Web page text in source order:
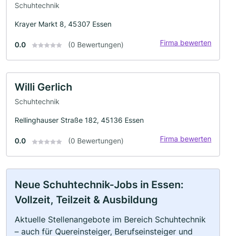
Schuhtechnik
Krayer Markt 8, 45307 Essen
0.0 (0 Bewertungen) Firma bewerten
Willi Gerlich
Schuhtechnik
Rellinghauser Straße 182, 45136 Essen
0.0 (0 Bewertungen) Firma bewerten
Neue Schuhtechnik-Jobs in Essen:
Vollzeit, Teilzeit & Ausbildung
Aktuelle Stellenangebote im Bereich Schuhtechnik
– auch für Quereinsteiger, Berufseinsteiger und